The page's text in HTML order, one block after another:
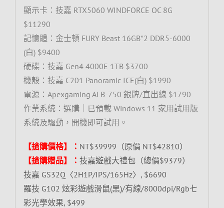
顯示卡：技嘉 RTX5060 WINDFORCE OC 8G
$11290
記憶體：金士頓 FURY Beast 16GB*2 DDR5-6000
(白) $9400
硬碟：技嘉 Gen4 4000E 1TB $3700
機殼：技嘉 C201 Panoramic ICE(白) $1990
電源：Apexgaming ALB-750 銀牌/直出線 $1790
作業系統：選購｜已預載 Windows 11 家用試用版
系統及驅動，開機即可試用。
【搶購價格】： NT$39999（原價 NT$42810）
【搶購贈品】： 技嘉遊戲大禮包（總價$9379）
技嘉 GS32Q〈2H1P/IPS/165Hz〉, $6690
羅技 G102 炫彩遊戲滑鼠(黑)/有線/8000dpi/Rgb七
彩光學效果, $499